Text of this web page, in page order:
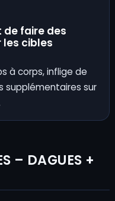
de faire des
les cibles
à corps, inflige de
supplémentaires sur
– DAGUES +